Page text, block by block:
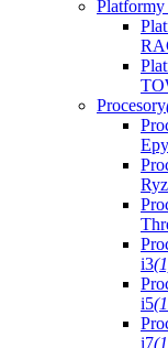
Platformy
Procesory
i3
i5
i7